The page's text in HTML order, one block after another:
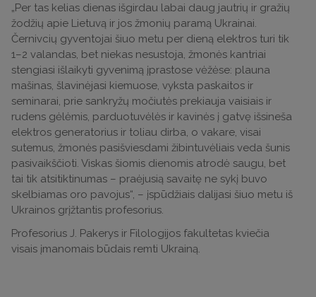
„Per tas kelias dienas išgirdau labai daug jautrių ir gražių
žodžių apie Lietuvą ir jos žmonių paramą Ukrainai.
Černivcių gyventojai šiuo metu per dieną elektros turi tik
1–2 valandas, bet niekas nesustoja, žmonės kantriai
stengiasi išlaikyti gyvenimą įprastose vėžėse: plauna
mašinas, šlavinėjasi kiemuose, vyksta paskaitos ir
seminarai, prie sankryžų močiutės prekiauja vaisiais ir
rudens gėlėmis, parduotuvėlės ir kavinės į gatvę išsineša
elektros generatorius ir toliau dirba, o vakare, visai
sutemus, žmonės pasišviesdami žibintuvėliais veda šunis
pasivaikščioti. Viskas šiomis dienomis atrodė saugu, bet
tai tik atsitiktinumas – praėjusią savaitę ne sykį buvo
skelbiamas oro pavojus“, – įspūdžiais dalijasi šiuo metu iš
Ukrainos grįžtantis profesorius.
Profesorius J. Pakerys ir Filologijos fakultetas kviečia
visais įmanomais būdais remti Ukrainą.